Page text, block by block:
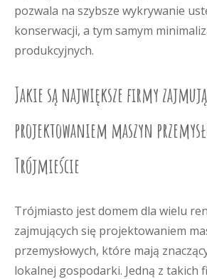
pozwala na szybsze wykrywanie
konserwacji, a tym samym
produkcyjnych.
Jakie są największe firmy
projektowaniem maszyn
Trójmieście
Trójmiasto jest domem dla wielu
zajmujących się projektowaniem
przemysłowych, które mają
lokalnej gospodarki. Jedną z takich